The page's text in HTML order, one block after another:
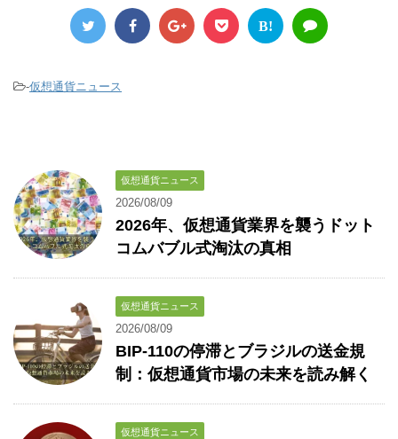
B!
-仮想通貨ニュース
仮想通貨ニュース
2026/08/09
2026年、仮想通貨業界を襲うドット
コムバブル式淘汰の真相
仮想通貨ニュース
2026/08/09
BIP-110の停滞とブラジルの送金規
制：仮想通貨市場の未来を読み解く
仮想通貨ニュース